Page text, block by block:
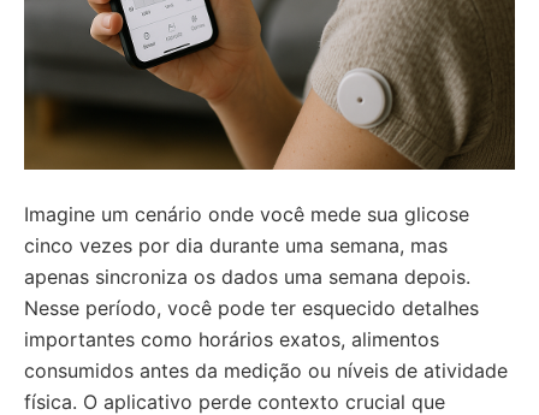
Imagine um cenário onde você mede sua glicose
cinco vezes por dia durante uma semana, mas
apenas sincroniza os dados uma semana depois.
Nesse período, você pode ter esquecido detalhes
importantes como horários exatos, alimentos
consumidos antes da medição ou níveis de atividade
física. O aplicativo perde contexto crucial que